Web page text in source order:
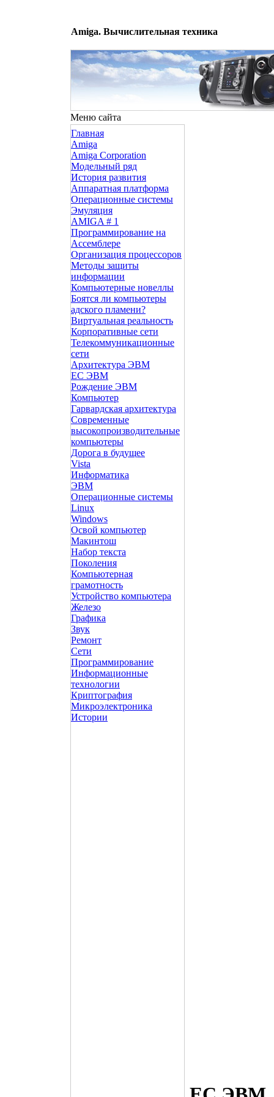
Amiga. Вычислительная техника
Меню сайта
Главная
Amiga
Amiga Corporation
Модельный ряд
История развития
Аппаратная платформа
Операционные системы
Эмуляция
AMIGA # 1
Программирование на
Ассемблере
Организация процессоров
Методы защиты
информации
Компьютерные новеллы
Боятся ли компьютеры
адского пламени?
Виртуальная реальность
Корпоративные сети
Телекоммуникационные
сети
Архитектура ЭВМ
ЕС ЭВМ
Рождение ЭВМ
Компьютер
Гарвардская архитектура
Современные
высокопроизводительные
компьютеры
Дорога в будущее
Vista
Инфоpматика
ЭВМ
Операционные системы
Linux
Windows
Освой компьютер
Макинтош
Набор текста
Поколения
Компьютерная
грамотность
Устройство компьютера
Железо
Графика
Звук
Ремонт
Сети
Программирование
Информационные
технологии
Криптография
Микроэлектроника
Истории